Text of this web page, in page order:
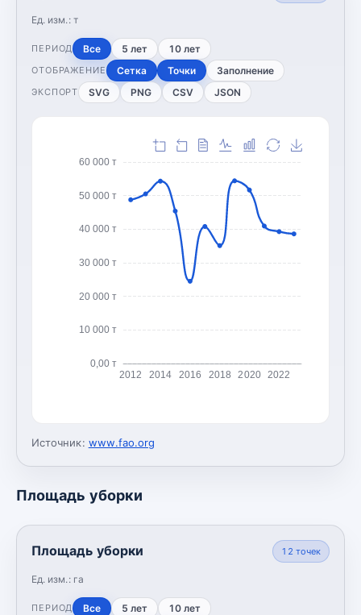
Ед. изм.: т
ПЕРИОД Все 5 лет 10 лет
ОТОБРАЖЕНИЕ Сетка Точки Заполнение
ЭКСПОРТ SVG PNG CSV JSON
0,00 т
10 000 т
20 000 т
30 000 т
40 000 т
50 000 т
60 000 т
2012 2014 2016 2018 2020 2022
Источник: www.fao.org
Площадь уборки
Площадь уборки
Ед. изм.: га
12 точек
ПЕРИОД Все 5 лет 10 лет